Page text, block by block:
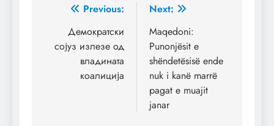
Post
navigation
Previous:
Демократски
сојуз излезе од
владината
коалиција
Next:
Maqedoni:
Punonjësit e
shëndetësisë ende
nuk i kanë marrë
pagat e muajit
janar